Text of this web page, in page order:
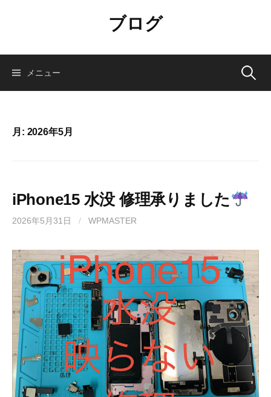
ン
ブログ
メニュー 検
月: 2026年5月
iPhone15 水没 修理承りました
2026年5月31日 / WPMASTER